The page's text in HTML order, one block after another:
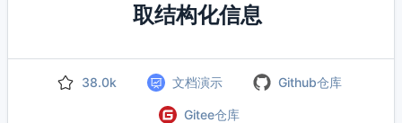
取结构化信息
38.0k 文档演示 Github仓库
Gitee仓库